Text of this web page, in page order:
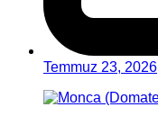
Temmuz 23, 2026